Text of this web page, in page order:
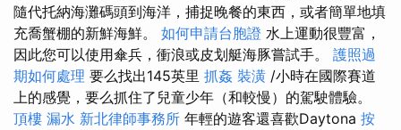
隨代托納海灘碼頭到海洋，捕捉晚餐的東西，或者簡單地填
充喬蟹棚的新鮮海鮮。 如何申請台胞證 水上運動很豐富，
因此您可以使用傘兵，衝浪或皮划艇海豚嘗試手。 護照過
期如何處理 要么找出145英里 抓姦 裝潢 /小時在國際賽道
上的感覺，要么抓住了兒童少年（和較慢）的駕駛體驗。
頂樓 漏水 新北律師事務所 年輕的遊客還喜歡Daytona 按